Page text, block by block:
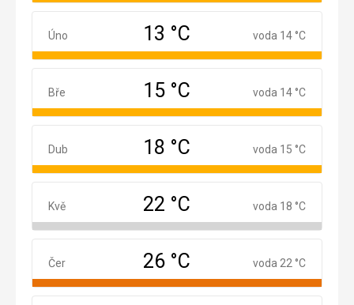
Únor
Úno 13 °C voda 14 °C
Březen
Bře 15 °C voda 14 °C
Duben
Dub 18 °C voda 15 °C
Květen
Kvě 22 °C voda 18 °C
Červen
Čer 26 °C voda 22 °C